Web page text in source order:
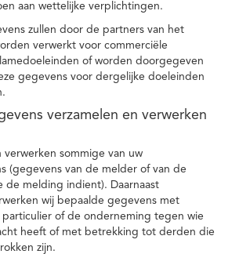
aan wettelijke verplichtingen.
zullen door de partners van het
verwerkt voor commerciële
of worden doorgegeven
gegevens voor dergelijke doeleinden
verzamelen en verwerken
verwerken sommige van uw
(gegevens van de melder of van de
de melding indient). Daarnaast
wij bepaalde gegevens met
of de onderneming tegen wie
heeft of met betrekking tot derden die
zijn.